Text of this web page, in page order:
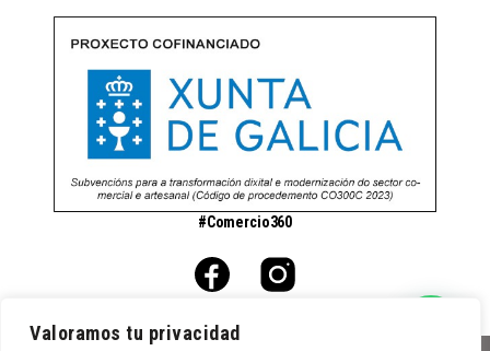
Valoramos tu privacidad
#Comercio360